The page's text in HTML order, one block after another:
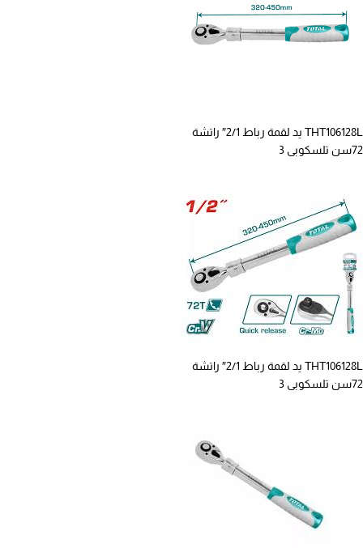
THT106128L يد لقمة رباط 2/1″ راتشة
72سن تلسكوبى 3
THT106128L يد لقمة رباط 2/1″ راتشة
72سن تلسكوبى 3